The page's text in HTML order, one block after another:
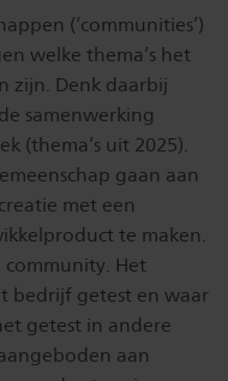
(‘communities’)
welke thema’s het
zijn. Denk daarbij
samenwerking
(thema’s uit 2025).
gaan aan
met een
te maken.
Het
bedrijf getest en waar
getest in andere
aan